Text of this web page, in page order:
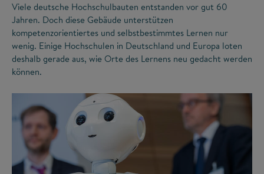
Viele deutsche Hochschulbauten entstanden vor gut 60
Jahren. Doch diese Gebäude unterstützen
kompetenzorientiertes und selbstbestimmtes Lernen nur
wenig. Einige Hochschulen in Deutschland und Europa loten
deshalb gerade aus, wie Orte des Lernens neu gedacht werden
können.